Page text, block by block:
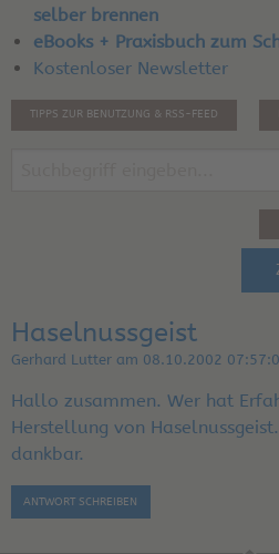
selber brennen
eBooks + Praxisbuch zum
Kostenloser Newsletter
TIPPS ZUR BENUTZUNG & RSS-FEED
Haselnussgeist
Gerhard Lutter am 08.10.2002
Hallo zusammen. Wer hat
Herstellung von
dankbar.
ANTWORT SCHREIBEN